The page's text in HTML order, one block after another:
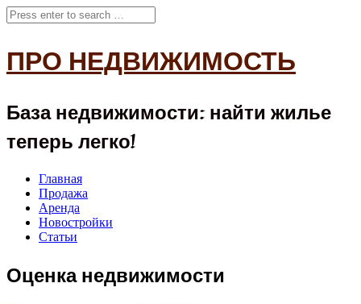
ПРО НЕДВИЖИМОСТЬ
База недвижимости: найти жилье
теперь легко!
Главная
Продажа
Аренда
Новостройки
Статьи
Оценка недвижимости